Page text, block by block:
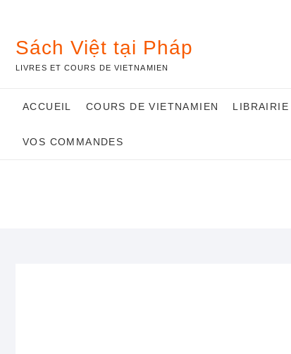
contentSách Việt tại Pháp
LIVRES ET COURS DE VIETNAMIEN
ACCUEIL COURS DE VIETNAMIEN LIBRAIRIE
VOS COMMANDES